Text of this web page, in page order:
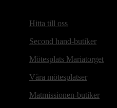
Hitta till oss
Second hand-butiker
Mötesplats Mariatorget
Våra mötesplatser
Matmissionen-butiker